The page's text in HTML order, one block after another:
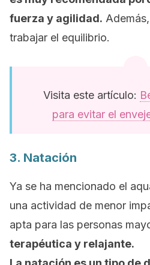
fuerza y agilidad.
trabajar el equilibrio.
Visita este artículo:
para evitar el
3. Natación
Ya se ha mencionado el
una actividad de menor
apta para las personas
terapéutica y relajante.